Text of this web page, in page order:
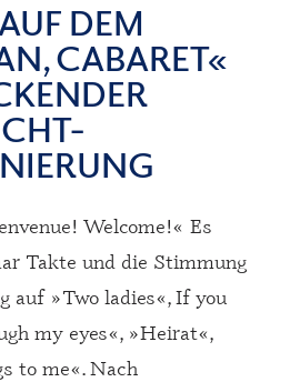
DEM
CABARET«
Welcome!« Es
Takte und die Stimmung
auf »Two ladies«, If you
my eyes«, »Heirat«,
to me«. Nach